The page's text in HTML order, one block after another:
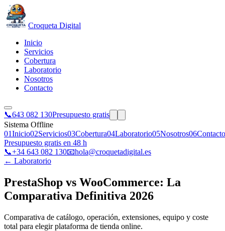
Croqueta Digital
Inicio
Servicios
Cobertura
Laboratorio
Nosotros
Contacto
📞643 082 130Presupuesto gratis
Sistema Offline
01Inicio02Servicios03Cobertura04Laboratorio05Nosotros06Contacto
Presupuesto gratis en 48 h
📞+34 643 082 130📧hola@croquetadigital.es
← Laboratorio
PrestaShop vs WooCommerce: La
Comparativa Definitiva 2026
Comparativa de catálogo, operación, extensiones, equipo y coste
total para elegir plataforma de tienda online.